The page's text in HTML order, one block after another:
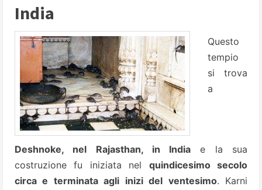
India
Questo
tempio
si trova
a
Deshnoke, nel Rajasthan, in India e la sua
costruzione fu iniziata nel quindicesimo secolo
circa e terminata agli inizi del ventesimo. Karni